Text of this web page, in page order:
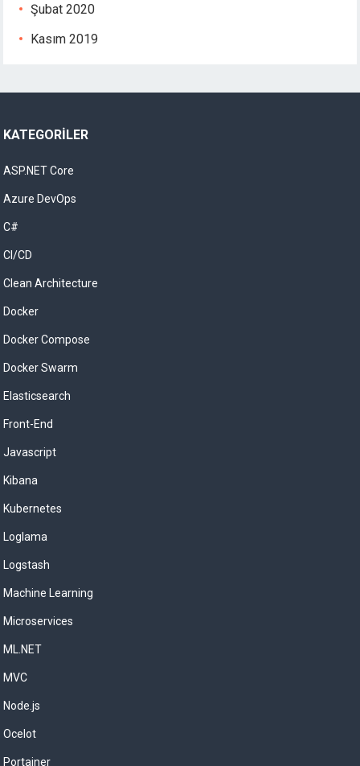
Şubat 2020
Kasım 2019
KATEGORILER
ASP.NET Core
Azure DevOps
C#
CI/CD
Clean Architecture
Docker
Docker Compose
Docker Swarm
Elasticsearch
Front-End
Javascript
Kibana
Kubernetes
Loglama
Logstash
Machine Learning
Microservices
ML.NET
MVC
Node.js
Ocelot
Portainer